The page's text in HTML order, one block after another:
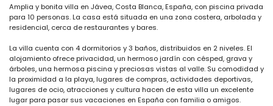
Amplia y bonita villa en Jávea, Costa Blanca, España, con piscina privada
para 10 personas. La casa está situada en una zona costera, arbolada y
residencial, cerca de restaurantes y bares.
La villa cuenta con 4 dormitorios y 3 baños, distribuidos en 2 niveles. El
alojamiento ofrece privacidad, un hermoso jardín con césped, grava y
árboles, una hermosa piscina y preciosas vistas al valle. Su comodidad y
la proximidad a la playa, lugares de compras, actividades deportivas,
lugares de ocio, atracciones y cultura hacen de esta villa un excelente
lugar para pasar sus vacaciones en España con familia o amigos.